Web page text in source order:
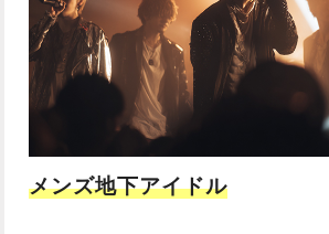
メンズ地下アイドル